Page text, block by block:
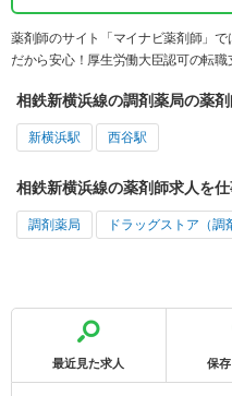
薬剤師のサイト「マイナビ薬剤師」
だから安心！厚生労働大臣認可の転職
相鉄新横浜線の調剤薬局の薬
新横浜駅 西谷駅
相鉄新横浜線の薬剤師求人を
調剤薬局 ドラッグストア（調
最近見た求人 保